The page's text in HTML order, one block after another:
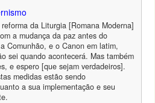
da Liturgia [Romana Moderna]
a mudança da paz antes do
Comunhão, e o Canon em latim,
sei quando acontecerá. Mas também
e espero [que sejam verdadeiros].
medidas estão sendo
a sua implementação e seu